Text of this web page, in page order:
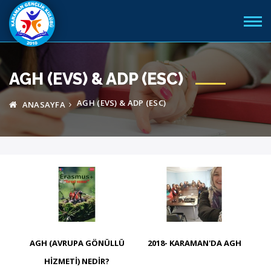
AGH (EVS) & ADP (ESC)
ANASAYFA AGH (EVS) & ADP (ESC)
AGH (AVRUPA GÖNÜLLÜ
HIZMETI) NEDIR?
2018- KARAMAN'DA AGH